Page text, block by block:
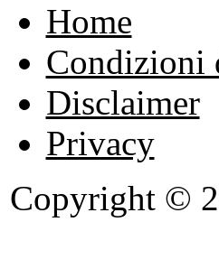
Home
Condizioni
Disclaimer
Privacy
Copyright ©